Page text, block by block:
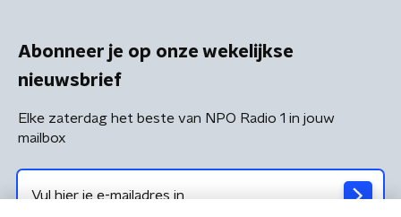
Abonneer je op onze wekelijkse
nieuwsbrief
Elke zaterdag het beste van NPO Radio 1 in jouw
mailbox